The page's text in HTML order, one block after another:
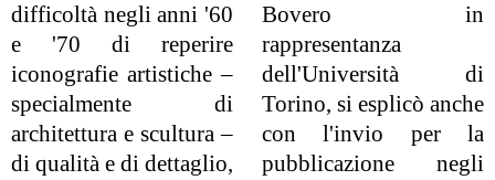
difficoltà negli anni '60
e '70 di reperire
iconografie artistiche –
specialmente di
architettura e scultura –
di qualità e di dettaglio,
Bovero in
rappresentanza
dell'Università di
Torino, si esplicò anche
con l'invio per la
pubblicazione negli